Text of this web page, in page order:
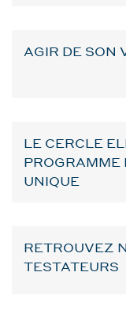
AGIR DE SON
LE CERCLE
PROGRAMME
UNIQUE
RETROUVEZ
TESTATEURS